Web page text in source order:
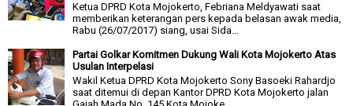
Ketua DPRD Kota Mojokerto, Febriana Meldyawati saat
memberikan keterangan pers kepada belasan awak media,
Rabu (26/07/2017) siang, usai Sida...
Partai Golkar Komitmen Dukung Wali Kota Mojokerto Atas
Usulan Interpelasi
Wakil Ketua DPRD Kota Mojokerto Sony Basoeki Rahardjo
saat ditemui di depan Kantor DPRD Kota Mojokerto jalan